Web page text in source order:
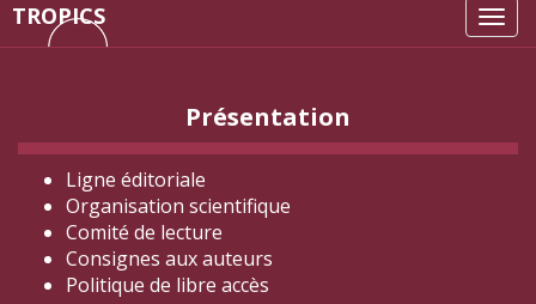
TROPICS
Présentation
Ligne éditoriale
Organisation scientifique
Comité de lecture
Consignes aux auteurs
Politique de libre accès